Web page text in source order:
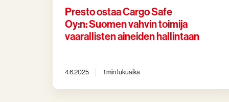
Presto ostaa Cargo Safe
Oy:n: Suomen vahvin toimija
vaarallisten aineiden hallintaan
4.6.2025 1 min lukuaika